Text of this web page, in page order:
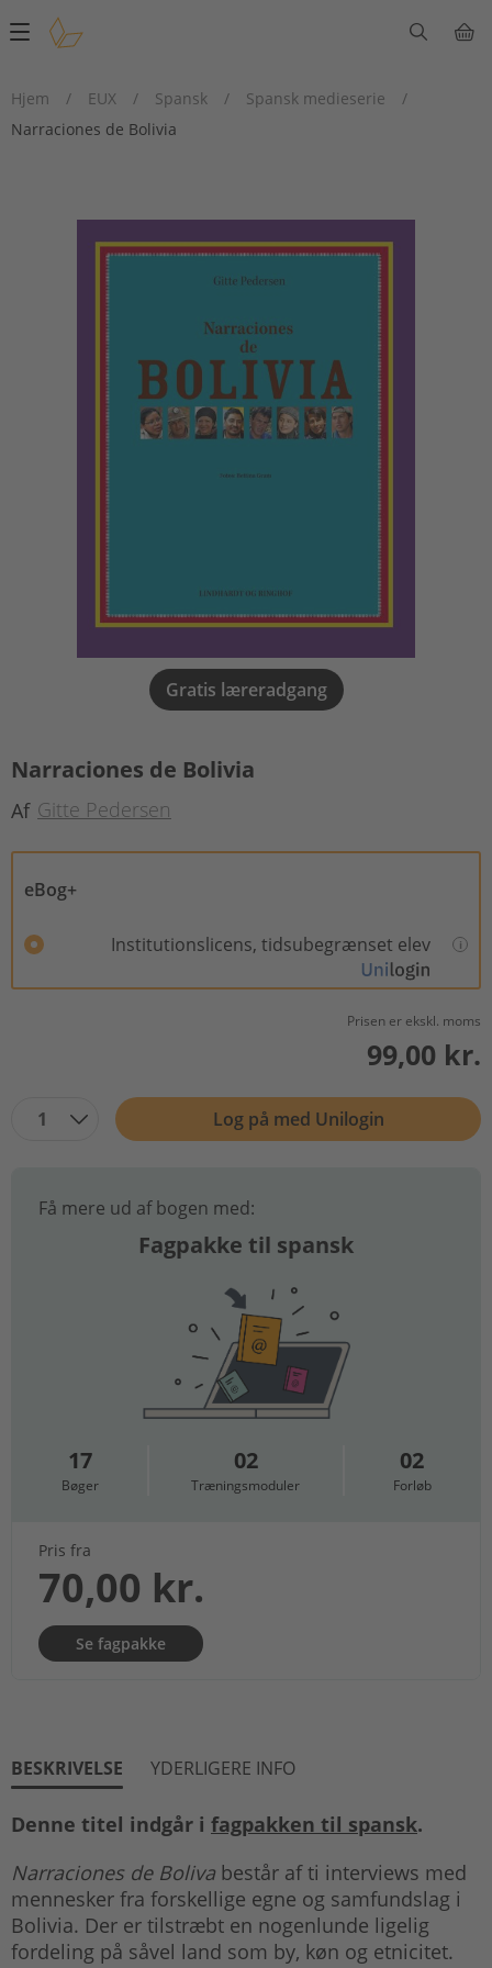
Main
Hjem
/ EUX / Spansk / Spansk medieserie
/
Narraciones de Bolivia
Gratis læreradgang
Narraciones de Bolivia
Af Gitte Pedersen
eBog+
Institutionslicens, tidsubegrænset elev
Prisen er ekskl. moms
99,00 kr.
1 Log på med Unilogin
Få mere ud af bogen med:
Fagpakke til spansk
17
Bøger
02
Træningsmoduler
02
Forløb
Pris fra
70,00 kr.
Se fagpakke
BESKRIVELSE YDERLIGERE INFO
Denne titel indgår i fagpakken til spansk.
Narraciones de Boliva består af ti interviews med
mennesker fra forskellige egne og samfundslag i
Bolivia. Der er tilstræbt en nogenlunde ligelig
fordeling på såvel land som by, køn og etnicitet.